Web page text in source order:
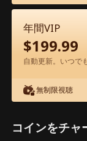
エピソード
画フル
1-50 51-54
38
年間VIP
$199.99
自動更新。いつで
無制限視聴
コインをチャ